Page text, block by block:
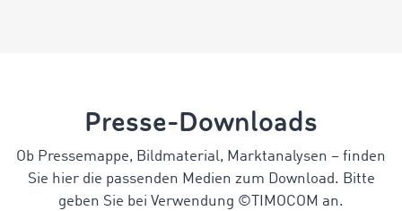
Presse-Downloads
Ob Pressemappe, Bildmaterial, Marktanalysen – finden
Sie hier die passenden Medien zum Download. Bitte
geben Sie bei Verwendung ©TIMOCOM an.